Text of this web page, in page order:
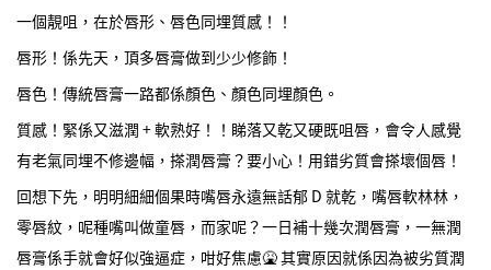
一個靚咀，在於唇形、唇色同埋質感！！
唇形！係先天，頂多唇膏做到少少修飾！
唇色！傳統唇膏一路都係顏色、顏色同埋顏色。
質感！緊係又滋潤 + 軟熟好！！睇落又乾又硬既咀唇，會令人感覺
有老氣同埋不修邊幅，搽潤唇膏？要小心！用錯劣質會搽壞個唇！
回想下先，明明細細個果時嘴唇永遠無話郁 D 就乾，嘴唇軟林林，
零唇紋，呢種嘴叫做童唇，而家呢？一日補十幾次潤唇膏，一無潤
唇膏係手就會好似強逼症，咁好焦慮🤮 其實原因就係因為被劣質潤